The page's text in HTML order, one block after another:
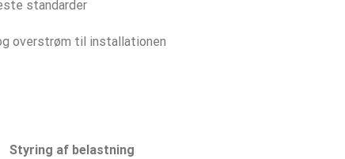
standarder
overstrøm til installationen
Styring af belastning